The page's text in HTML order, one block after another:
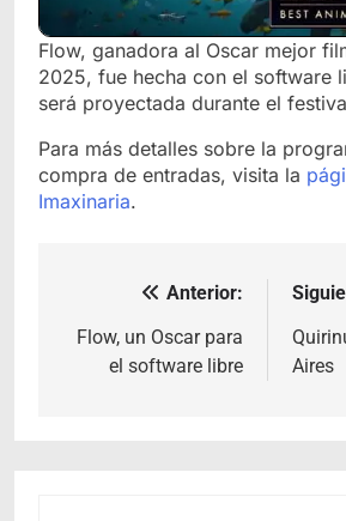
Flow, ganadora al Oscar mejor
2025, fue hecha con el software
será proyectada durante el
Para más detalles sobre la
compra de entradas, visita la
Imaxinaria.
Navegación
de
Anterior:
Flow, un Oscar para
el software libre
Aires